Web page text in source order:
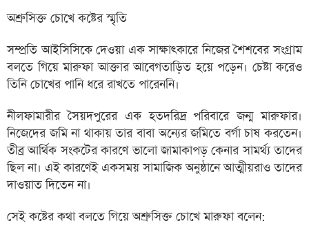
অশ্রুসিক্ত চোখে কষ্টের স্মৃতি
সম্প্রতি আইসিসিকে দেওয়া এক সাক্ষাৎকারে নিজের শৈশবের সংগ্রাম
বলতে গিয়ে মারুফা আক্তার আবেগতাড়িত হয়ে পড়েন। চেষ্টা করেও
তিনি চোখের পানি ধরে রাখতে পারেননি।
নীলফামারীর সৈয়দপুরের এক হতদরিদ্র পরিবারে জন্ম মারুফার।
নিজেদের জমি না থাকায় তার বাবা অন্যের জমিতে বর্গা চাষ করতেন।
তীব্র আর্থিক সংকটের কারণে ভালো জামাকাপড় কেনার সামর্থ্য তাদের
ছিল না। এই কারণেই একসময় সামাজিক অনুষ্ঠানে আত্মীয়রাও তাদের
দাওয়াত দিতেন না।
সেই কষ্টের কথা বলতে গিয়ে অশ্রুসিক্ত চোখে মারুফা বলেন: